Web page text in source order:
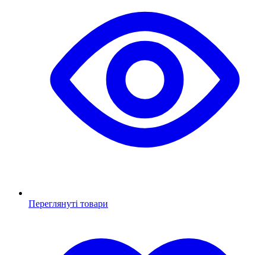
Переглянуті товари